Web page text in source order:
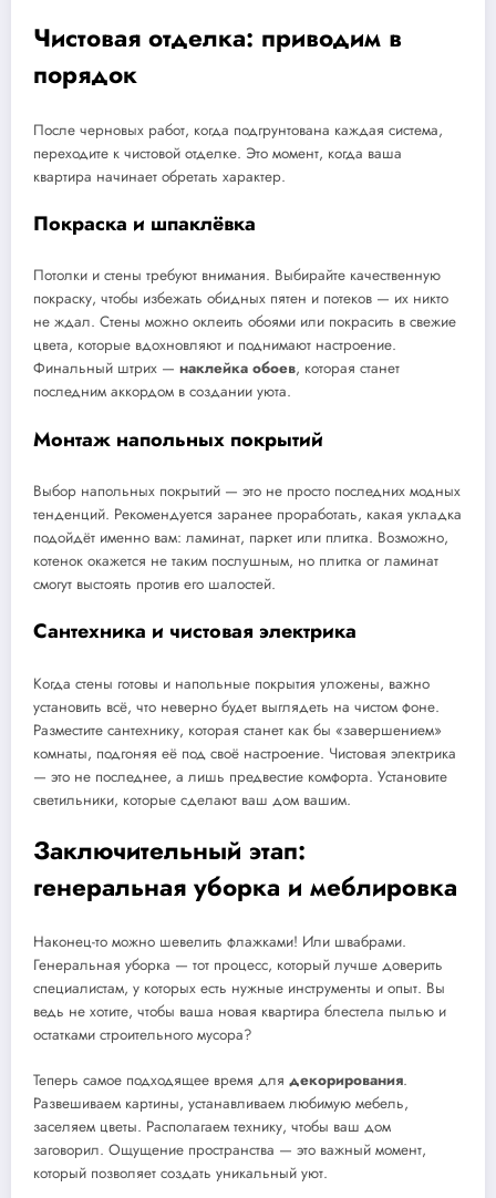
Чистовая отделка: приводим в
порядок
После черновых работ, когда подгрунтована каждая система,
переходите к чистовой отделке. Это момент, когда ваша
квартира начинает обретать характер.
Покраска и шпаклёвка
Потолки и стены требуют внимания. Выбирайте качественную
покраску, чтобы избежать обидных пятен и потеков — их никто
не ждал. Стены можно оклеить обоями или покрасить в свежие
цвета, которые вдохновляют и поднимают настроение.
Финальный штрих — наклейка обоев, которая станет
последним аккордом в создании уюта.
Монтаж напольных покрытий
Выбор напольных покрытий — это не просто последних модных
тенденций. Рекомендуется заранее проработать, какая укладка
подойдёт именно вам: ламинат, паркет или плитка. Возможно,
котенок окажется не таким послушным, но плитка or ламинат
смогут выстоять против его шалостей.
Сантехника и чистовая электрика
Когда стены готовы и напольные покрытия уложены, важно
установить всё, что неверно будет выглядеть на чистом фоне.
Разместите сантехнику, которая станет как бы «завершением»
комнаты, подгоняя её под своё настроение. Чистовая электрика
— это не последнее, а лишь предвестие комфорта. Установите
светильники, которые сделают ваш дом вашим.
Заключительный этап:
генеральная уборка и меблировка
Наконец-то можно шевелить флажками! Или швабрами.
Генеральная уборка — тот процесс, который лучше доверить
специалистам, у которых есть нужные инструменты и опыт. Вы
ведь не хотите, чтобы ваша новая квартира блестела пылью и
остатками строительного мусора?
Теперь самое подходящее время для декорирования.
Развешиваем картины, устанавливаем любимую мебель,
заселяем цветы. Располагаем технику, чтобы ваш дом
заговорил. Ощущение пространства — это важный момент,
который позволяет создать уникальный уют.